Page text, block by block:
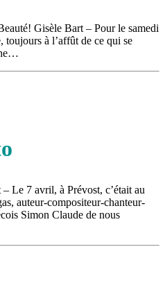
Gisèle Bart – Pour le samedi
à l’affût de ce qui se
Le 7 avril, à Prévost, c’était au
auteur-compositeur-chanteur-
Simon Claude de nous